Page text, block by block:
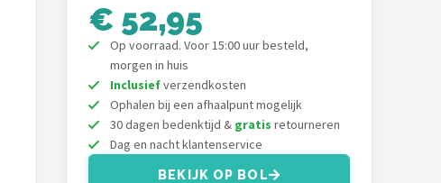
€ 52,95
Op voorraad. Voor 15:00 uur besteld,
morgen in huis
Inclusiefverzendkosten
Ophalen bij een afhaalpunt mogelijk
30 dagen bedenktijd & gratis retourneren
Dag en nacht klantenservice
BEKIJK OP BOL